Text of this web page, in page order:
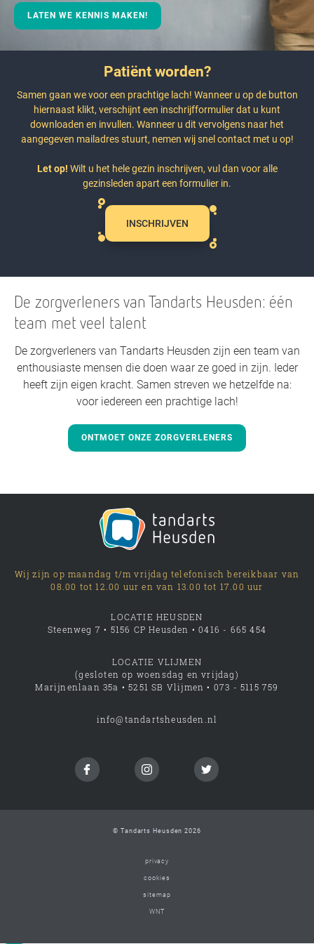
LATEN WE KENNIS MAKEN!
Patiënt worden?
Samen gaan we voor een prachtige lach! Wanneer u op de button
hiernaast klikt, verschijnt een inschrijfformulier dat u kunt
downloaden en invullen. Wanneer u dit vervolgens naar het
aangegeven mailadres stuurt, nemen wij snel contact met u op!
Let op! Wilt u het hele gezin inschrijven, vul dan voor alle
gezinsleden apart een formulier in.
INSCHRIJVEN
De zorgverleners van Tandarts Heusden: één
team met veel talent
De zorgverleners van Tandarts Heusden zijn een team van
enthousiaste mensen die doen waar ze goed in zijn. Ieder
heeft zijn eigen kracht. Samen streven we hetzelfde na:
voor iedereen een prachtige lach!
ONTMOET ONZE ZORGVERLENERS
Wij zijn op maandag t/m vrijdag telefonisch bereikbaar van
08.00 tot 12.00 uur en van 13.00 tot 17.00 uur
LOCATIE HEUSDEN
Steenweg 7 • 5156 CP Heusden • 0416 - 665 454
LOCATIE VLIJMEN
(gesloten op woensdag en vrijdag)
Marijnenlaan 35a • 5251 SB Vlijmen • 073 - 5115 759
info@tandartsheusden.nl
© Tandarts Heusden 2026
privacy
cookies
sitemap
WNT